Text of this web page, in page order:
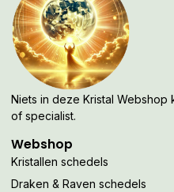
Niets in deze Kristal Webshop
of specialist.
Webshop
Kristallen schedels
Draken & Raven schedels